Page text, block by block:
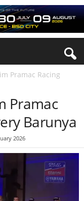
Pramac Racing
Pramac
Barunya
2026